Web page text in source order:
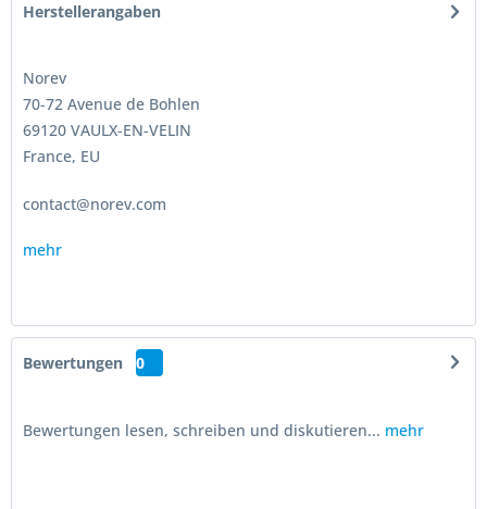
Herstellerangaben
Norev
70-72 Avenue de Bohlen
69120 VAULX-EN-VELIN
France, EU
contact@norev.com
mehr
Bewertungen 0
Bewertungen lesen, schreiben und diskutieren... mehr